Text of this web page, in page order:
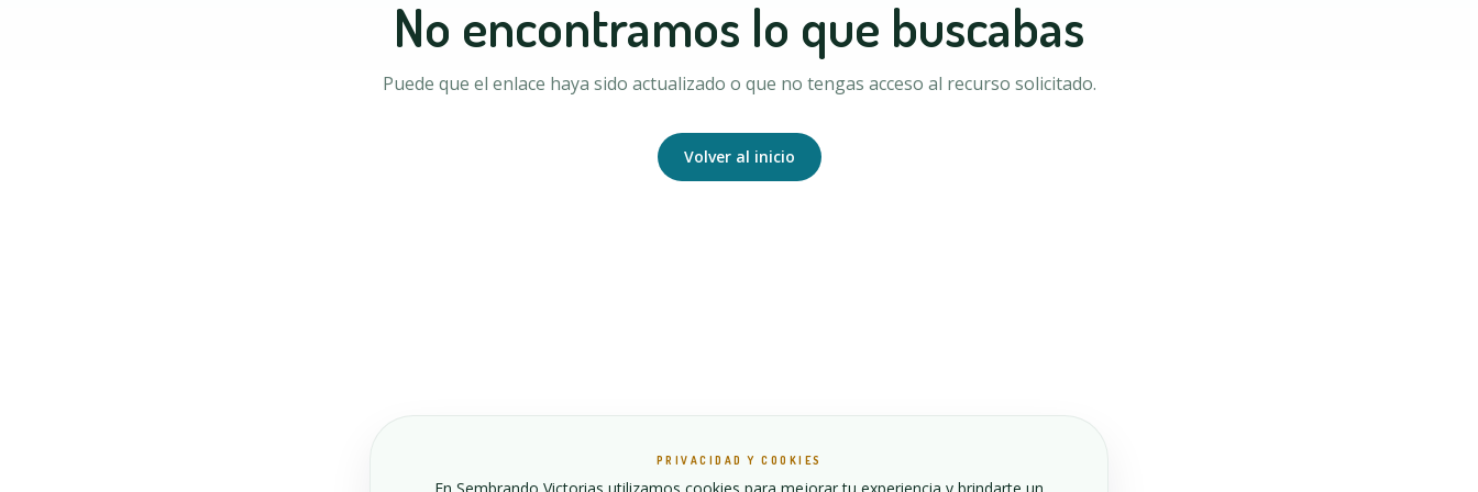
No encontramos lo que buscabas
Puede que el enlace haya sido actualizado o que no tengas acceso al recurso solicitado.
Volver al inicio
PRIVACIDAD Y COOKIES